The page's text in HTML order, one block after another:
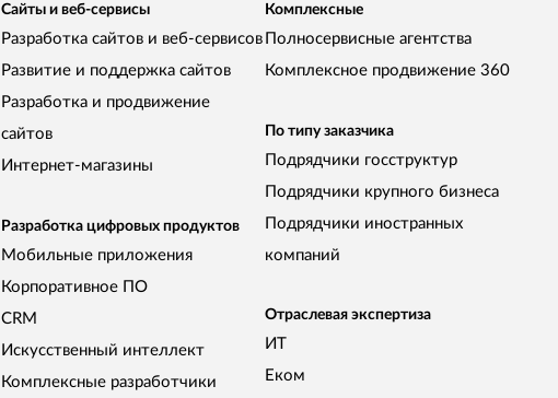
Сайты и веб-сервисы
Разработка сайтов и веб-сервисов
Развитие и поддержка сайтов
Разработка и продвижение
сайтов
Интернет-магазины
Разработка цифровых продуктов
Мобильные приложения
Корпоративное ПО
CRM
Искусственный интеллект
Комплексные разработчики
Комплексные
Полносервисные агентства
Комплексное продвижение 360
По типу заказчика
Подрядчики госструктур
Подрядчики крупного бизнеса
Подрядчики иностранных
компаний
Отраслевая экспертиза
ИТ
Еком